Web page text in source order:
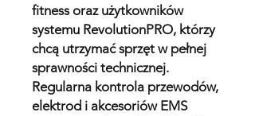
fitness oraz użytkowników
systemu RevolutionPRO, którzy
chcą utrzymać sprzęt w pełnej
sprawności technicznej.
Regularna kontrola przewodów,
elektrod i akcesoriów EMS